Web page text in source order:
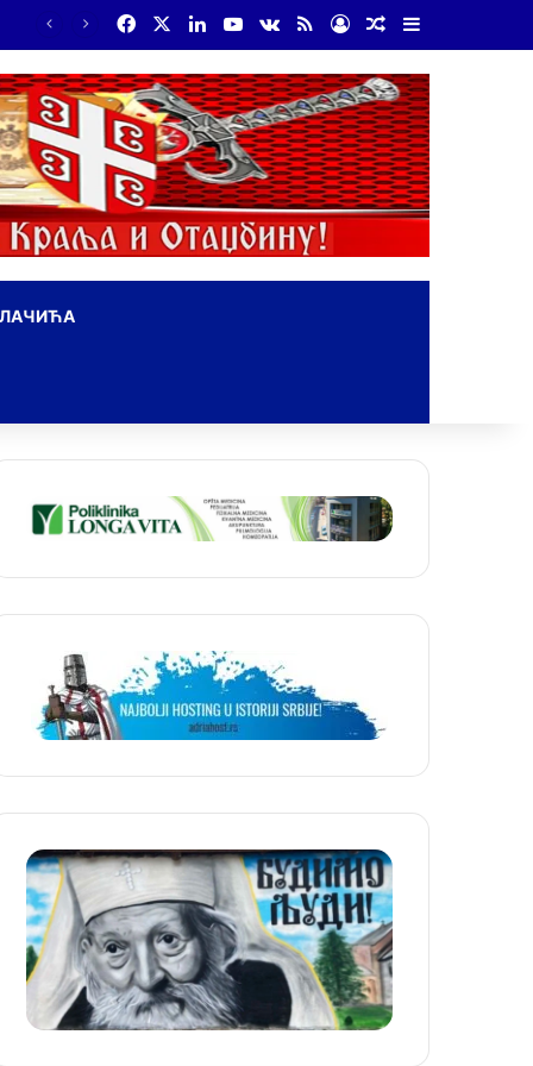
FacebookLinkedInYouTube
vk.com
RSS Log InRandom Article